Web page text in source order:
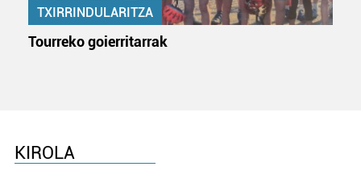
buruzko informazio gehiago eta ezarri zure lehentasunak
zure baimena Cookieen adierazpenean.
baliatzen gara. Ohar hau onartuz gero, teknologia hori
erabiltzeko baimen esplizitua ematen diguzu.
TXIRRINDULARITZA
Tourreko goierritarrak
KIROLA